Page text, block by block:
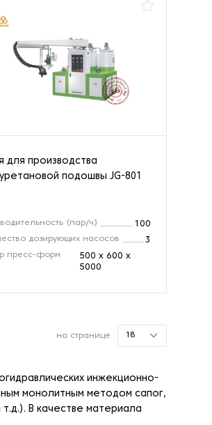
для производства
подошвы JG-801
(пар/ч)
100
дозирующих насосов
3
пресс-форм
500 x 600 x
5000
на странице 18
инжекционно-
монолитным методом сапог,
В качестве материала